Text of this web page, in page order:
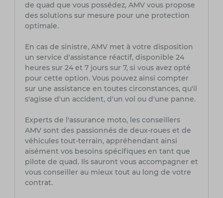
de quad que vous possédez, AMV vous propose
des solutions sur mesure pour une protection
optimale.
En cas de sinistre, AMV met à votre disposition
un service d'assistance réactif, disponible 24
heures sur 24 et 7 jours sur 7, si vous avez opté
pour cette option. Vous pouvez ainsi compter
sur une assistance en toutes circonstances, qu'il
s'agisse d'un accident, d'un vol ou d'une panne.
Experts de l'assurance moto, les conseillers
AMV sont des passionnés de deux-roues et de
véhicules tout-terrain, appréhendant ainsi
aisément vos besoins spécifiques en tant que
pilote de quad. Ils sauront vous accompagner et
vous conseiller au mieux tout au long de votre
contrat.